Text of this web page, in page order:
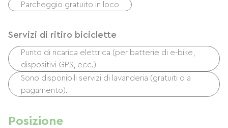
Parcheggio gratuito in loco
Servizi di ritiro biciclette
Punto di ricarica elettrica (per batterie di e-bike,
dispositivi GPS, ecc.)
Sono disponibili servizi di lavanderia (gratuiti o a
pagamento).
Posizione